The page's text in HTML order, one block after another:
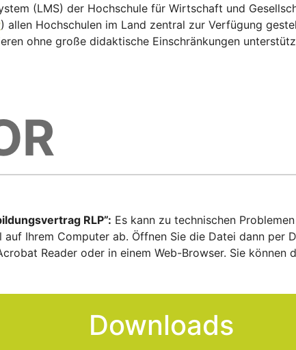
(LMS) der Hochschule für Wirtschaft und
) allen Hochschulen im Land zentral zur Verfügung
ohne große didaktische Einschränkungen
RLP”: Es kann zu technischen
Ihrem Computer ab. Öffnen Sie die Datei dann per
Reader oder in einem Web-Browser. Sie können
Downloads